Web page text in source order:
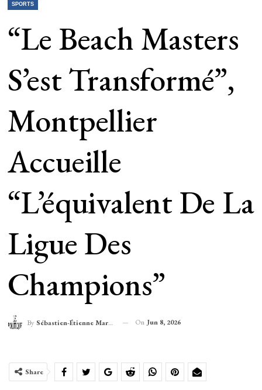
SPORTS
“Le Beach Masters
S’est Transformé”,
Montpellier
Accueille
“l’équivalent De La
Ligue Des
Champions”
By Sébastien-Étienne Marechal On Jun 8, 2026
Share